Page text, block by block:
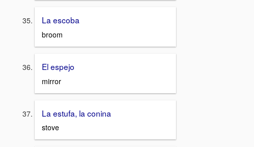
La escoba
broom
El espejo
mirror
La estufa, la conina
stove